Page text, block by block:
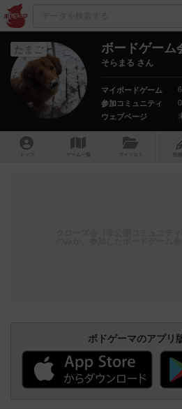
たまご ボードゲーム
そらまる さん
マイボードゲーム
参加コミュニティ
ウェブページ
トップ ゲーム一覧 マイリスト 投
ボドゲーマのアプリ